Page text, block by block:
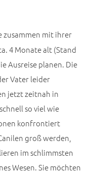
zusammen mit ihrer
4 Monate alt (Stand
Ausreise planen. Die
Vater leider
jetzt zeitnah in
so viel wie
konfrontiert
groß werden,
im schlimmsten
Wesen. Sie möchten